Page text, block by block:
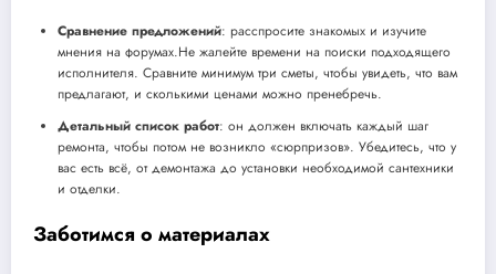
Сравнение предложений: расспросите знакомых и изучите
мнения на форумах.Не жалейте времени на поиски подходящего
исполнителя. Сравните минимум три сметы, чтобы увидеть, что вам
предлагают, и сколькими ценами можно пренебречь.
Детальный список работ: он должен включать каждый шаг
ремонта, чтобы потом не возникло «сюрпризов». Убедитесь, что у
вас есть всё, от демонтажа до установки необходимой сантехники
и отделки.
Заботимся о материалах